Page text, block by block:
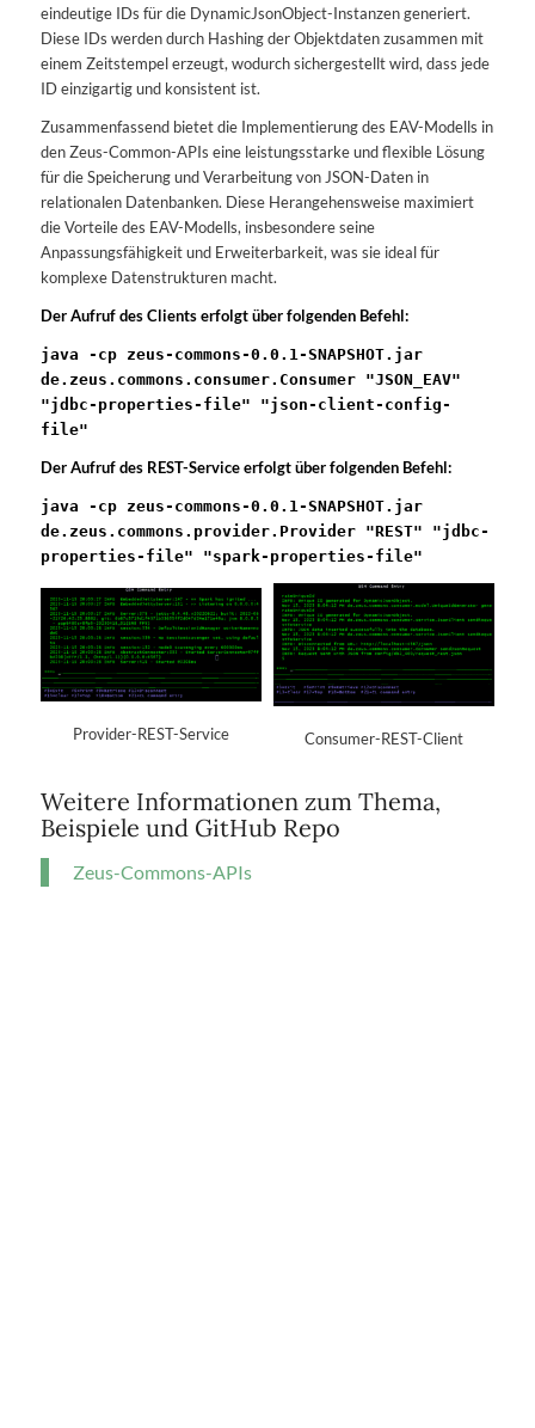
eindeutige IDs für die DynamicJsonObject-Instanzen generiert.
Diese IDs werden durch Hashing der Objektdaten zusammen mit
einem Zeitstempel erzeugt, wodurch sichergestellt wird, dass jede
ID einzigartig und konsistent ist.
Zusammenfassend bietet die Implementierung des EAV-Modells in
den Zeus-Common-APIs eine leistungsstarke und flexible Lösung
für die Speicherung und Verarbeitung von JSON-Daten in
relationalen Datenbanken. Diese Herangehensweise maximiert
die Vorteile des EAV-Modells, insbesondere seine
Anpassungsfähigkeit und Erweiterbarkeit, was sie ideal für
komplexe Datenstrukturen macht.
Der Aufruf des Clients erfolgt über folgenden Befehl:
java -cp zeus-commons-0.0.1-SNAPSHOT.jar
de.zeus.commons.consumer.Consumer "JSON_EAV"
"jdbc-properties-file" "json-client-config-
file"
Der Aufruf des REST-Service erfolgt über folgenden Befehl:
java -cp zeus-commons-0.0.1-SNAPSHOT.jar
de.zeus.commons.provider.Provider "REST" "jdbc-
properties-file" "spark-properties-file"
Provider-REST-Service Consumer-REST-Client
Weitere Informationen zum Thema,
Beispiele und GitHub Repo
Zeus-Commons-APIs